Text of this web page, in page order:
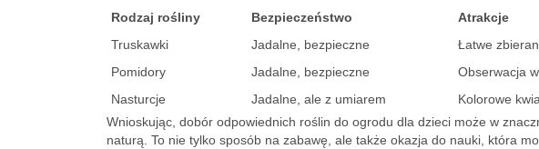
Rodzaj rośliny Bezpieczeństwo
Atrakcje
Truskawki
Jadalne, bezpieczne
Łatwe
Pomidory
Jadalne, bezpieczne
Obserwacja
Nasturcje
Jadalne, ale z umiarem
Kolorowe
Wnioskując, dobór odpowiednich roślin do ogrodu dla dzieci może w
naturą. To nie tylko sposób na zabawę, ale także okazja do nauki, która